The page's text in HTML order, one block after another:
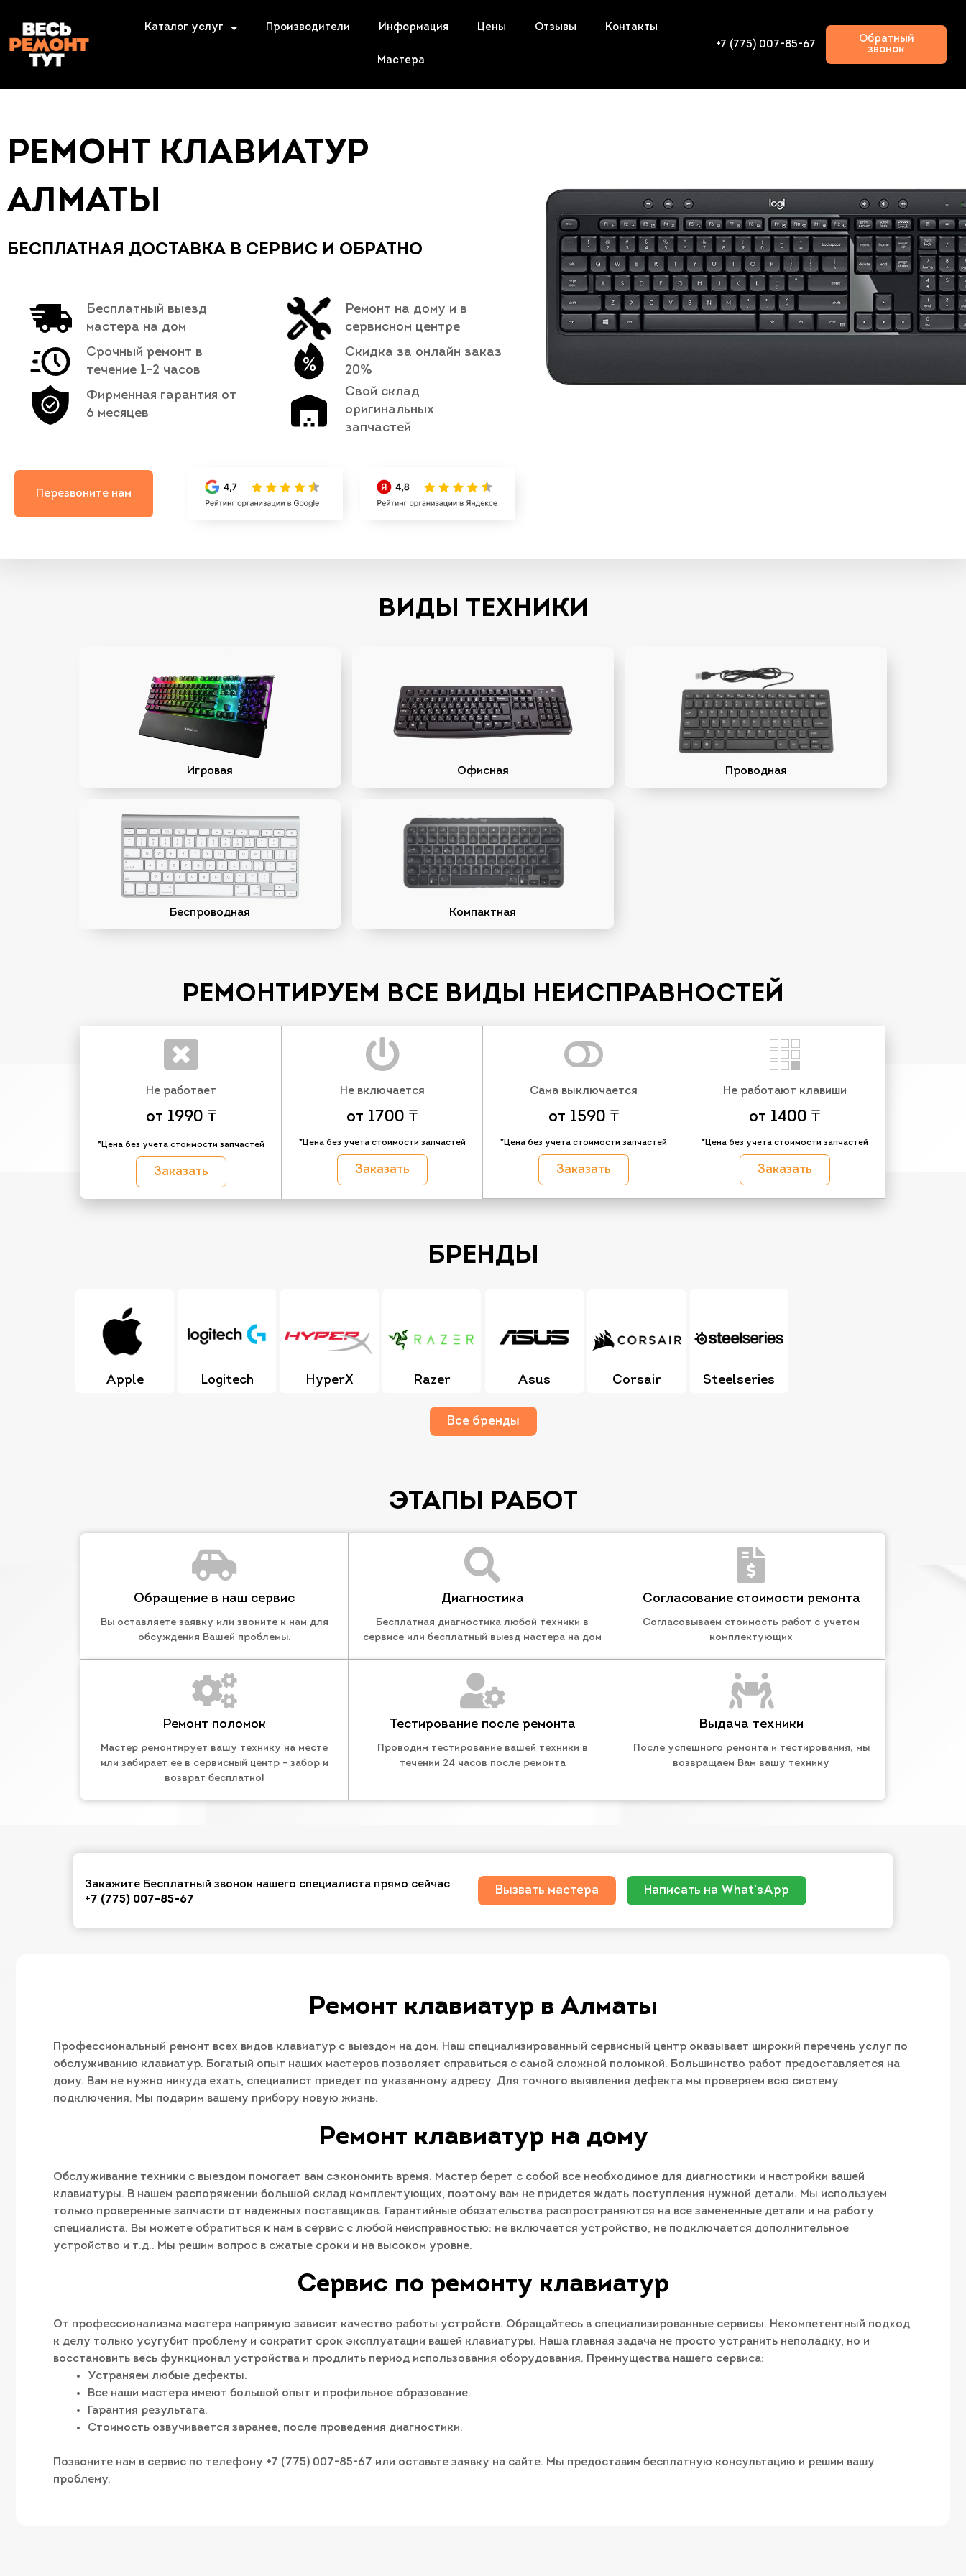
Каталог услуг Производители Информация Цены Отзывы Контакты
Мастера
+7 (775) 007-85-67
Обратный
звонок
РЕМОНТ КЛАВИАТУР
АЛМАТЫ
БЕСПЛАТНАЯ ДОСТАВКА В СЕРВИС И ОБРАТНО
Бесплатный выезд
мастера на дом
Срочный ремонт в
течение 1-2 часов
Фирменная гарантия от
6 месяцев
Ремонт на дому и в
сервисном центре
Скидка за онлайн заказ
20%
Свой склад
оригинальных
запчастей
Перезвоните нам
ВИДЫ ТЕХНИКИ
Игровая Офисная Проводная
Беспроводная Компактная
РЕМОНТИРУЕМ ВСЕ ВИДЫ НЕИСПРАВНОСТЕЙ
Не работает
от 1990 ₸
*Цена без учета стоимости запчастей
Заказать
Не включается
от 1700 ₸
*Цена без учета стоимости запчастей
Заказать
Сама выключается
от 1590 ₸
*Цена без учета стоимости запчастей
Заказать
Не работают клавиши
от 1400 ₸
*Цена без учета стоимости запчастей
Заказать
БРЕНДЫ
Apple Logitech HyperX Razer Asus Corsair Steelseries
Все бренды
ЭТАПЫ РАБОТ
Обращение в наш сервис
Вы оставляете заявку или звоните к нам для
обсуждения Вашей проблемы.
Диагностика
Бесплатная диагностика любой техники в
сервисе или бесплатный выезд мастера на дом
Согласование стоимости ремонта
Согласовываем стоимость работ с учетом
комплектующих
Ремонт поломок
Мастер ремонтирует вашу технику на месте
или забирает ее в сервисный центр - забор и
возврат бесплатно!
Тестирование после ремонта
Проводим тестирование вашей техники в
течении 24 часов после ремонта
Выдача техники
После успешного ремонта и тестирования, мы
возвращаем Вам вашу технику
Закажите Бесплатный звонок нашего специалиста прямо сейчас
+7 (775) 007-85-67
Вызвать мастера Написать на What'sApp
Ремонт клавиатур в Алматы
Профессиональный ремонт всех видов клавиатур с выездом на дом. Наш специализированный сервисный центр оказывает широкий перечень услуг по
обслуживанию клавиатур. Богатый опыт наших мастеров позволяет справиться с самой сложной поломкой. Большинство работ предоставляется на
дому. Вам не нужно никуда ехать, специалист приедет по указанному адресу. Для точного выявления дефекта мы проверяем всю систему
подключения. Мы подарим вашему прибору новую жизнь.
Ремонт клавиатур на дому
Обслуживание техники с выездом помогает вам сэкономить время. Мастер берет с собой все необходимое для диагностики и настройки вашей
клавиатуры. В нашем распоряжении большой склад комплектующих, поэтому вам не придется ждать поступления нужной детали. Мы используем
только проверенные запчасти от надежных поставщиков. Гарантийные обязательства распространяются на все замененные детали и на работу
специалиста. Вы можете обратиться к нам в сервис с любой неисправностью: не включается устройство, не подключается дополнительное
устройство и т.д.. Мы решим вопрос в сжатые сроки и на высоком уровне.
Сервис по ремонту клавиатур
От профессионализма мастера напрямую зависит качество работы устройств. Обращайтесь в специализированные сервисы. Некомпетентный подход
к делу только усугубит проблему и сократит срок эксплуатации вашей клавиатуры. Наша главная задача не просто устранить неполадку, но и
восстановить весь функционал устройства и продлить период использования оборудования. Преимущества нашего сервиса:
Устраняем любые дефекты.
Все наши мастера имеют большой опыт и профильное образование.
Гарантия результата.
Стоимость озвучивается заранее, после проведения диагностики.
Позвоните нам в сервис по телефону +7 (775) 007-85-67 или оставьте заявку на сайте. Мы предоставим бесплатную консультацию и решим вашу
проблему.